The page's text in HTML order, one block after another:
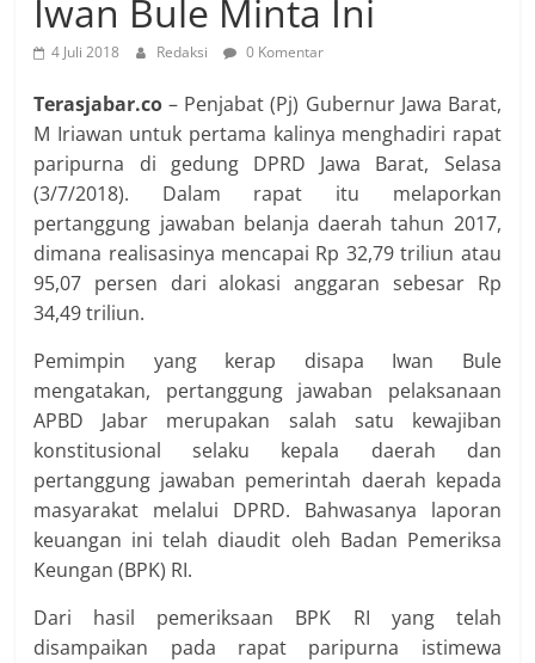
Iwan Bule Minta Ini
4 Juli 2018 Redaksi 0 Komentar
Terasjabar.co – Penjabat (Pj) Gubernur Jawa Barat,
M Iriawan untuk pertama kalinya menghadiri rapat
paripurna di gedung DPRD Jawa Barat, Selasa
(3/7/2018). Dalam rapat itu melaporkan
pertanggung jawaban belanja daerah tahun 2017,
dimana realisasinya mencapai Rp 32,79 triliun atau
95,07 persen dari alokasi anggaran sebesar Rp
34,49 triliun.
Pemimpin yang kerap disapa Iwan Bule
mengatakan, pertanggung jawaban pelaksanaan
APBD Jabar merupakan salah satu kewajiban
konstitusional selaku kepala daerah dan
pertanggung jawaban pemerintah daerah kepada
masyarakat melalui DPRD. Bahwasanya laporan
keuangan ini telah diaudit oleh Badan Pemeriksa
Keungan (BPK) RI.
Dari hasil pemeriksaan BPK RI yang telah
disampaikan pada rapat paripurna istimewa